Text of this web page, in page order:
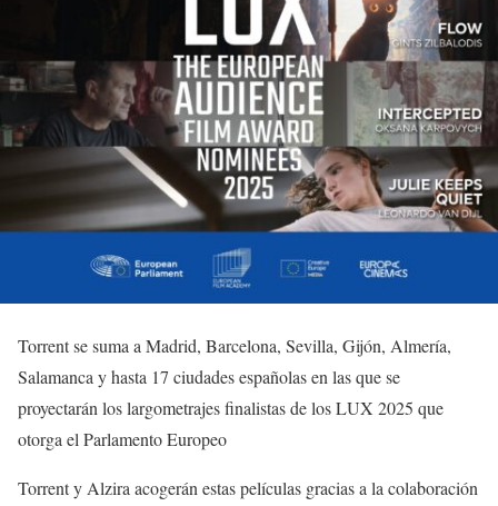
Torrent se suma a Madrid, Barcelona, Sevilla, Gijón, Almería,
Salamanca y hasta 17 ciudades españolas en las que se
proyectarán los largometrajes finalistas de los LUX 2025 que
otorga el Parlamento Europeo
Torrent y Alzira acogerán estas películas gracias a la colaboración